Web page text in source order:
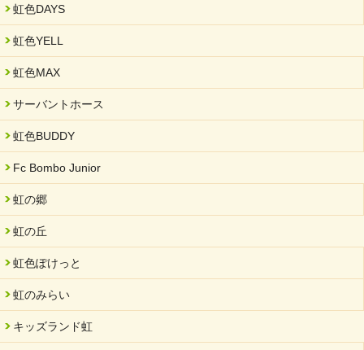
2025/01/31
「可児の企業魅力発見フェア」に出展しました
就労継続支援B型「エコボール」事業を始めました
2024/09/10
2024/08/26
2024/08/01
夏休み学習支援・可茂自悠学舎
2024/07/03
中部学院大学「現代福祉マネジメント」ゲスト講師
2024/04/17
SDGs発表会・研修会
2024/04/05
虹色DAYS
虹色YELL
虹色MAX
サーバントホース
虹色BUDDY
Fc Bombo Junior
虹の郷
虹の丘
虹色ぽけっと
虹のみらい
キッズランド虹